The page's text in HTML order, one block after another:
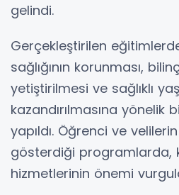
gelindi.
Gerçekleştirilen
sağlığının korunması,
yetiştirilmesi ve sağlıklı
kazandırılmasına yönelik
yapıldı. Öğrenci ve
gösterdiği programlarda,
hizmetlerinin önemi